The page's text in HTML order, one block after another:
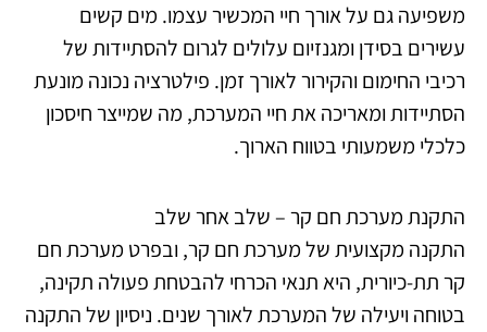
משפיעה גם על אורך חיי המכשיר עצמו. מים קשים
עשירים בסידן ומגנזיום עלולים לגרום להסתיידות של
רכיבי החימום והקירור לאורך זמן. פילטרציה נכונה מונעת
הסתיידות ומאריכה את חיי המערכת, מה שמייצר חיסכון
כלכלי משמעותי בטווח הארוך.
התקנת מערכת חם קר – שלב אחר שלב
התקנה מקצועית של מערכת חם קר, ובפרט מערכת חם
קר תת-כיורית, היא תנאי הכרחי להבטחת פעולה תקינה,
בטוחה ויעילה של המערכת לאורך שנים. ניסיון של התקנה